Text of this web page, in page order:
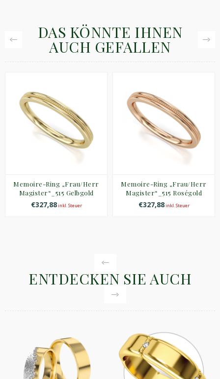
DAS KÖNNTE IHNEN
AUCH GEFALLEN
Memoire-Ring „Frau/Herr
Magister“_515 Gelbgold
€327,88inkl. Steuer
Memoire-Ring „Frau/Herr
Magister“_515 Roségold
€327,88inkl. Steuer
ENTDECKEN SIE AUCH